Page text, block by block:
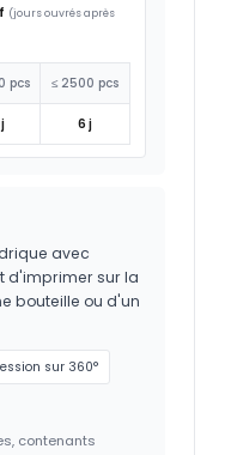
(jours ouvrés après
pcs ≤ 2500 pcs
j 6 j
avec
d'imprimer sur la
bouteille ou d'un
sur 360°
contenants